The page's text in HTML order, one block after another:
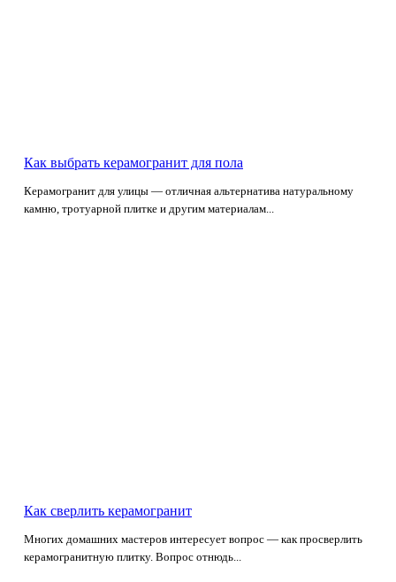
Как выбрать керамогранит для пола
Керамогранит для улицы — отличная альтернатива натуральному
камню, тротуарной плитке и другим материалам...
Как сверлить керамогранит
Многих домашних мастеров интересует вопрос — как просверлить
керамогранитную плитку. Вопрос отнюдь...